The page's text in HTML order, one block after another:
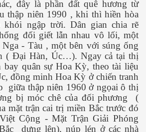
đây là phần đất quê hương từ
thập niên 1990 , khi thì hiền hòa
ngập trời. Dân gian chia rẽ
đối giết lẫn nhau vô lối, một
- Tàu , một bên với súng ống
( Đại Hàn, Úc…). Ngay cả tại thị
bay quân sự Hoa Kỳ, theo tài liệu
đồng minh Hoa Kỳ ở chiến tranh
giữa thập niên 1960 ở ngọai ô thị
bị móc chê của đối phương
(
mặt trận cai trị miền Bắc trước đó
Việt Cộng - Mặt Trận Giải Phóng
dựng lên), núp lén ở các nhà